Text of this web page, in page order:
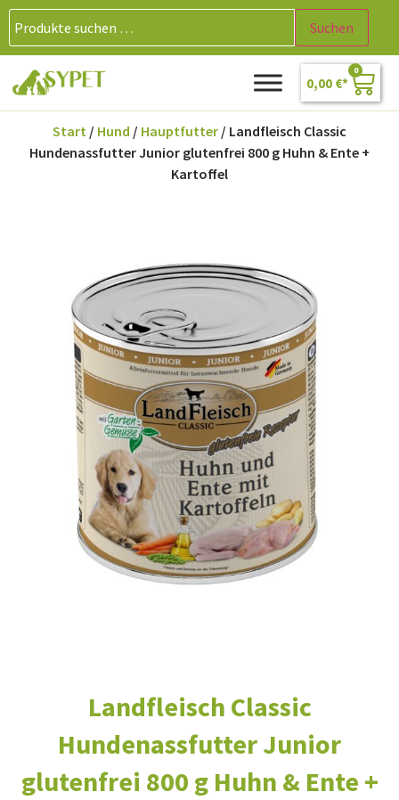
Suchen
0,00 €
0
Start / Hund / Hauptfutter / Landfleisch Classic
Hundenassfutter Junior glutenfrei 800 g Huhn & Ente +
Kartoffel
Landfleisch Classic
Hundenassfutter Junior
glutenfrei 800 g Huhn & Ente +